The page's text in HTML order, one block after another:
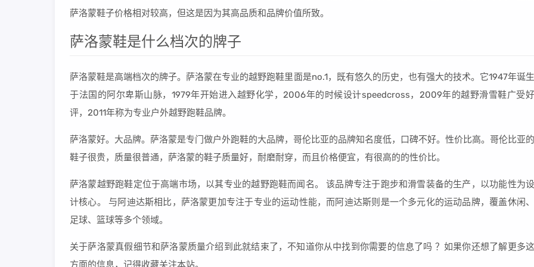
萨洛蒙鞋子价格相对较高，但这是因为其高品质和品牌价值所致。
萨洛蒙鞋是什么档次的牌子
萨洛蒙鞋是高端档次的牌子。萨洛蒙在专业的越野跑鞋里面是no.1，既有悠久的历史，也有强大的技术。它1947年诞生
于法国的阿尔卑斯山脉，1979年开始进入越野化学，2006年的时候设计speedcross，2009年的越野滑雪鞋广受好
评，2011年称为专业户外越野跑鞋品牌。
萨洛蒙好。大品牌。萨洛蒙是专门做户外跑鞋的大品牌，哥伦比亚的品牌知名度低，口碑不好。性价比高。哥伦比亚的
鞋子很贵，质量很普通，萨洛蒙的鞋子质量好，耐磨耐穿，而且价格便宜，有很高的的性价比。
萨洛蒙越野跑鞋定位于高端市场，以其专业的越野跑鞋而闻名。 该品牌专注于跑步和滑雪装备的生产，以功能性为设
计核心。 与阿迪达斯相比，萨洛蒙更加专注于专业的运动性能，而阿迪达斯则是一个多元化的运动品牌，覆盖休闲、
足球、篮球等多个领域。
关于萨洛蒙真假细节和萨洛蒙质量介绍到此就结束了，不知道你从中找到你需要的信息了吗 ？如果你还想了解更多这
方面的信息，记得收藏关注本站。